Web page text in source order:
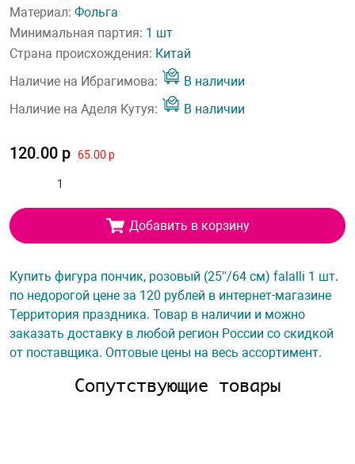
Материал: Фольга
Минимальная партия: 1 шт
Страна происхождения: Китай
Наличие на Ибрагимова:
В наличии
Наличие на Аделя Кутуя:
В наличии
120.00 р 65.00 р
Добавить в корзину
Купить фигура пончик, розовый (25''/64 см) falalli 1 шт.
по недорогой цене за 120 рублей в интернет-магазине
Территория праздника. Товар в наличии и можно
заказать доставку в любой регион России со скидкой
от поставщика. Оптовые цены на весь ассортимент.
Сопутствующие товары